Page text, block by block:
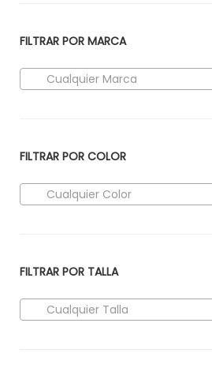
FILTRAR POR MARCA
Cualquier Marca
FILTRAR POR COLOR
Cualquier Color
FILTRAR POR TALLA
Cualquier Talla